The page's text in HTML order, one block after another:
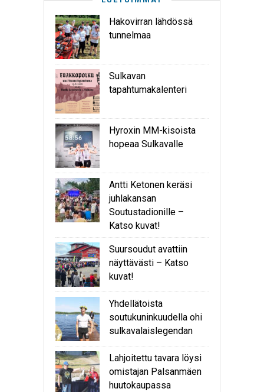
Hakovirran lähdössä
tunnelmaa
Sulkavan
tapahtumakalenteri
Hyroxin MM-kisoista
hopeaa Sulkavalle
Antti Ketonen keräsi
juhlakansan
Soutustadionille –
Katso kuvat!
Suursoudut avattiin
näyttävästi – Katso
kuvat!
Yhdellätoista
soutukuninkuudella ohi
sulkavalaislegendan
Lahjoitettu tavara löysi
omistajan Palsanmäen
huutokaupassa